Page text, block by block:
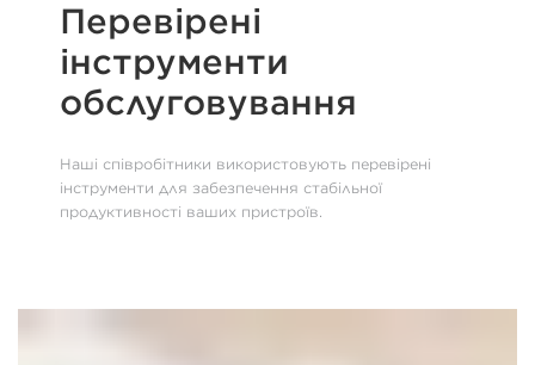
Перевірені
інструменти
обслуговування
Наші співробітники використовують перевірені
інструменти для забезпечення стабільної
продуктивності ваших пристроїв.